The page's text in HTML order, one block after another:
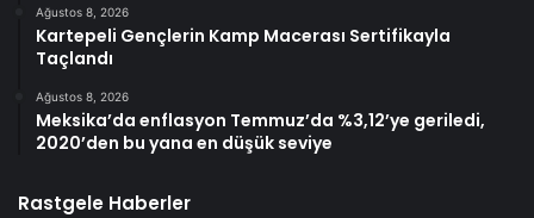
Ağustos 8, 2026
Kartepeli Gençlerin Kamp Macerası Sertifikayla
Taçlandı
Ağustos 8, 2026
Meksika’da enflasyon Temmuz’da %3,12’ye geriledi,
2020’den bu yana en düşük seviye
Rastgele Haberler